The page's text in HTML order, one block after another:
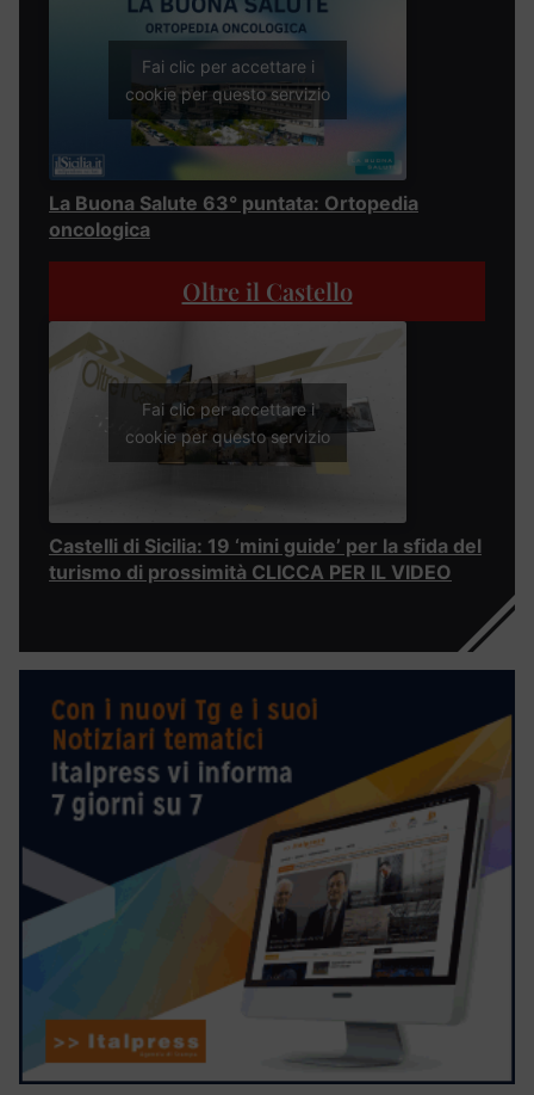
Fai clic per accettare i
cookie per questo servizio
La Buona Salute 63° puntata: Ortopedia
oncologica
Oltre il Castello
Fai clic per accettare i
cookie per questo servizio
Castelli di Sicilia: 19 ‘mini guide’ per la sfida del
turismo di prossimità CLICCA PER IL VIDEO